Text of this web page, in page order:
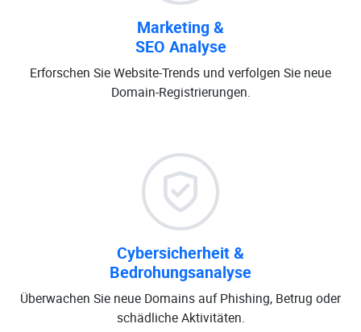
Marketing &
SEO Analyse
Erforschen Sie Website-Trends und verfolgen Sie neue
Domain-Registrierungen.
Cybersicherheit &
Bedrohungsanalyse
Überwachen Sie neue Domains auf Phishing, Betrug oder
schädliche Aktivitäten.